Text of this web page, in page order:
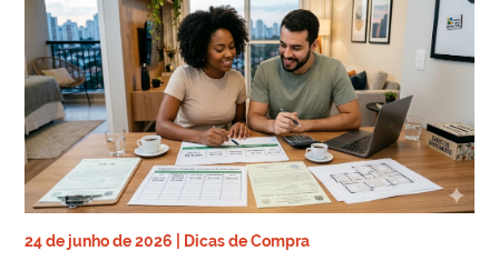
24 de junho de 2026 | Dicas de Compra